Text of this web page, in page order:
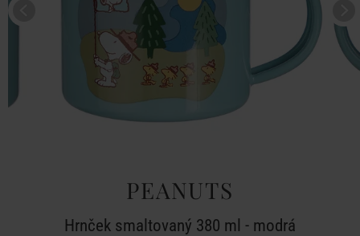
PEANUTS
Hrnček smaltovaný 380 ml - modrá